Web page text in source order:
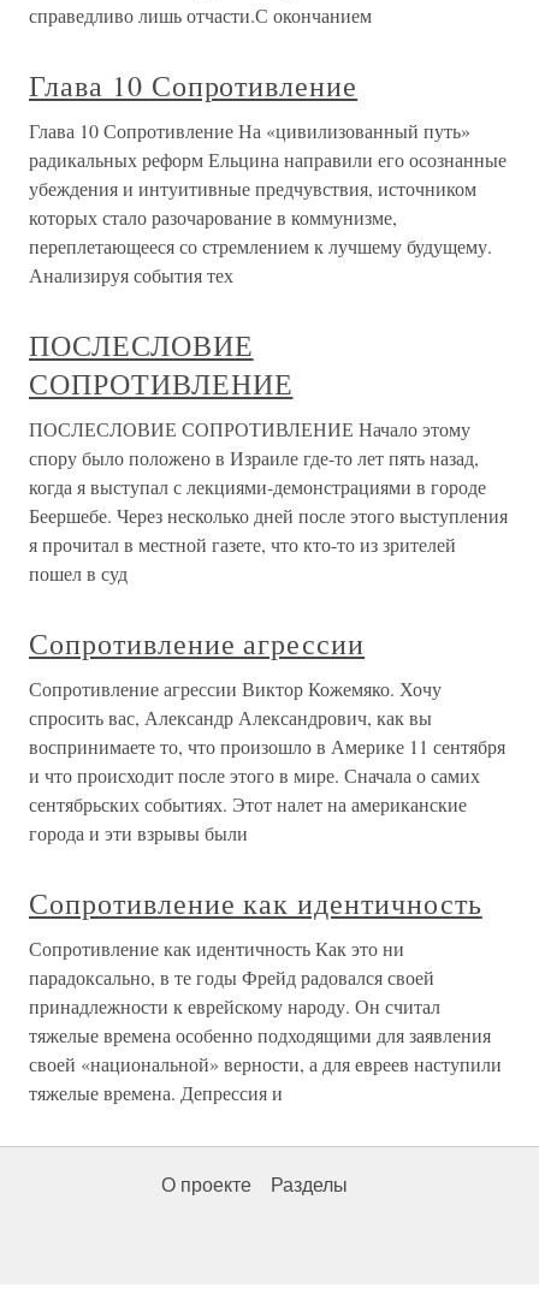
справедливо лишь отчасти.С окончанием
Глава 10 Сопротивление
Глава 10 Сопротивление На «цивилизованный путь»
радикальных реформ Ельцина направили его осознанные
убеждения и интуитивные предчувствия, источником
которых стало разочарование в коммунизме,
переплетающееся со стремлением к лучшему будущему.
Анализируя события тех
ПОСЛЕСЛОВИЕ
СОПРОТИВЛЕНИЕ
ПОСЛЕСЛОВИЕ СОПРОТИВЛЕНИЕ Начало этому
спору было положено в Израиле где-то лет пять назад,
когда я выступал с лекциями-демонстрациями в городе
Беершебе. Через несколько дней после этого выступления
я прочитал в местной газете, что кто-то из зрителей
пошел в суд
Сопротивление агрессии
Сопротивление агрессии Виктор Кожемяко. Хочу
спросить вас, Александр Александрович, как вы
воспринимаете то, что произошло в Америке 11 сентября
и что происходит после этого в мире. Сначала о самих
сентябрьских событиях. Этот налет на американские
города и эти взрывы были
Сопротивление как идентичность
Сопротивление как идентичность Как это ни
парадоксально, в те годы Фрейд радовался своей
принадлежности к еврейскому народу. Он считал
тяжелые времена особенно подходящими для заявления
своей «национальной» верности, а для евреев наступили
тяжелые времена. Депрессия и
О проекте Разделы